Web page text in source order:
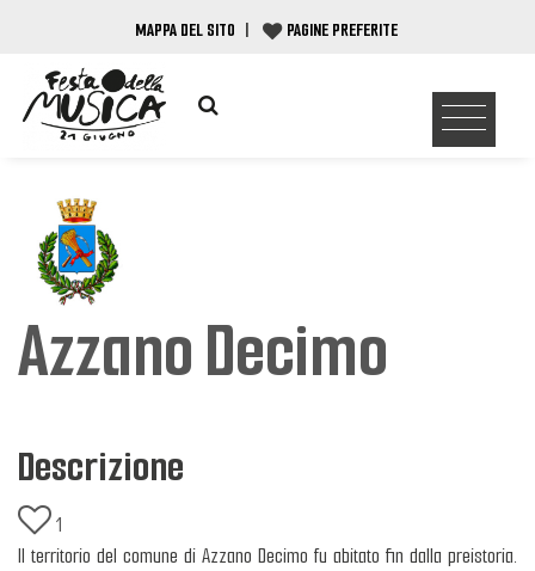
MAPPA DEL SITO | PAGINE PREFERITE
Azzano Decimo
Descrizione
1
Il territorio del comune di Azzano Decimo fu abitato fin dalla preistoria.